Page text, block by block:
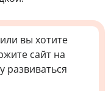
вы хотите
сайт на